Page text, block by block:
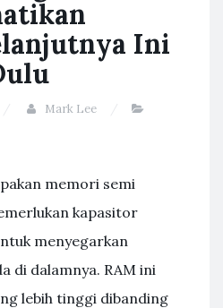
Ini
Mark Lee
memori semi
kapasitor
menyegarkan
di dalamnya. RAM ini
lebih tinggi dibanding